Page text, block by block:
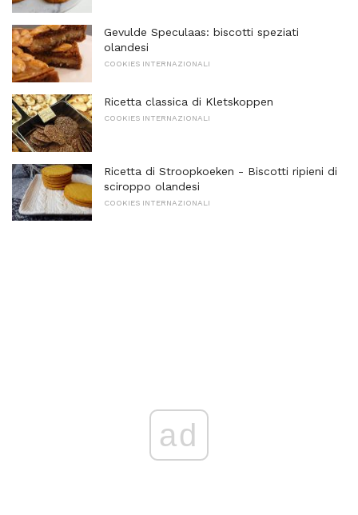
Gevulde Speculaas: biscotti speziati
olandesi
COOKIES INTERNAZIONALI
Ricetta classica di Kletskoppen
COOKIES INTERNAZIONALI
Ricetta di Stroopkoeken - Biscotti ripieni di
sciroppo olandesi
COOKIES INTERNAZIONALI
ad